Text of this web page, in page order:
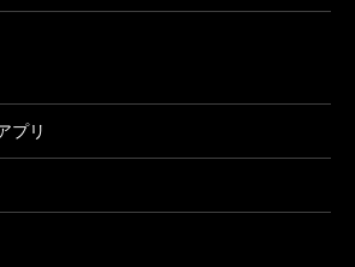
プリ